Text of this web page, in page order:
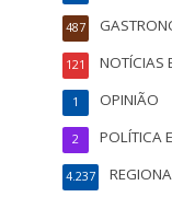
487
NOTÍCIAS
121
OPINIÃO
1
POLÍTICA
2
4.237